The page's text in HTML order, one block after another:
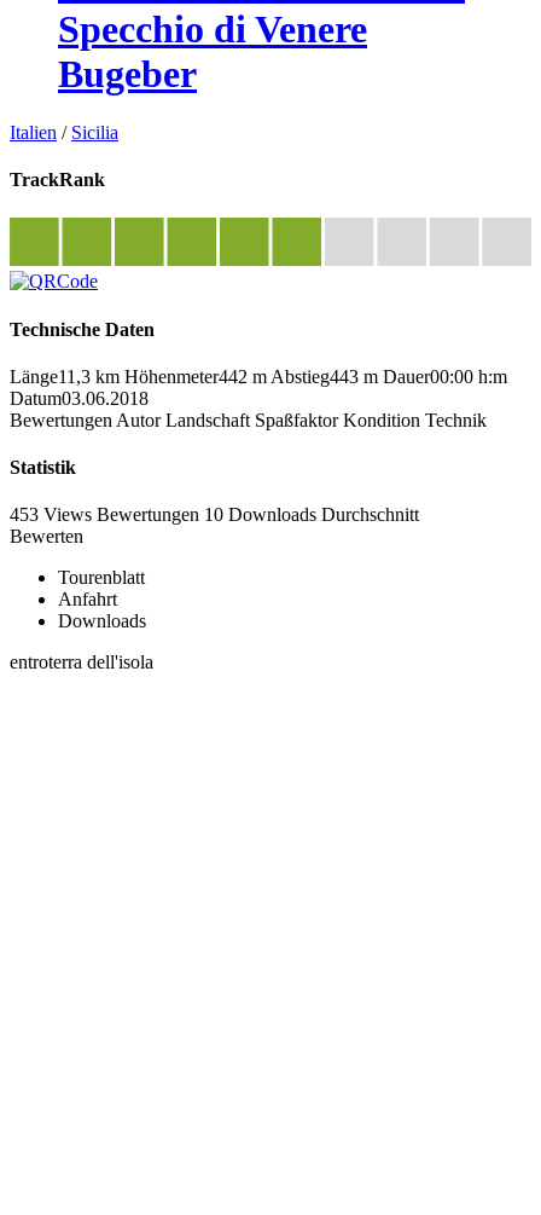
Specchio di Venere
Bugeber
Italien / Sicilia
TrackRank
Technische Daten
Länge11,3 km Höhenmeter442 m Abstieg443 m Dauer00:00 h:m
Datum03.06.2018
Bewertungen Autor Landschaft Spaßfaktor Kondition Technik
Statistik
453 Views Bewertungen 10 Downloads Durchschnitt
Bewerten
Tourenblatt
Anfahrt
Downloads
entroterra dell'isola